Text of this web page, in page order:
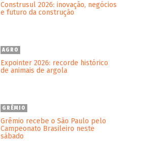
Construsul 2026: inovação, negócios
e futuro da construção
AGRO
Expointer 2026: recorde histórico
de animais de argola
GRÊMIO
Grêmio recebe o São Paulo pelo
Campeonato Brasileiro neste
sábado